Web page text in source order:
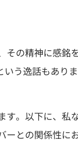
その精神に感銘
う逸話もあり
す。以下に、私
ーとの関係性に